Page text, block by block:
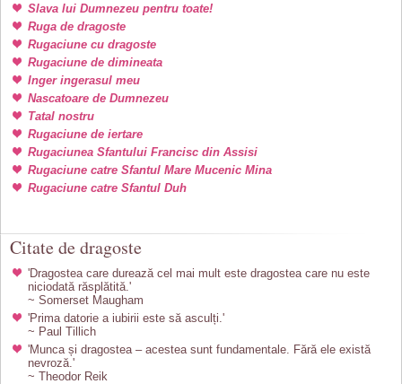
Slava lui Dumnezeu pentru toate!
Ruga de dragoste
Rugaciune cu dragoste
Rugaciune de dimineata
Inger ingerasul meu
Nascatoare de Dumnezeu
Tatal nostru
Rugaciune de iertare
Rugaciunea Sfantului Francisc din Assisi
Rugaciune catre Sfantul Mare Mucenic Mina
Rugaciune catre Sfantul Duh
Citate de dragoste
'Dragostea care durează cel mai mult este dragostea care nu este
niciodată răsplătită.'
~ Somerset Maugham
'Prima datorie a iubirii este să asculți.'
~ Paul Tillich
'Munca și dragostea – acestea sunt fundamentale. Fără ele există
nevroză.'
~ Theodor Reik